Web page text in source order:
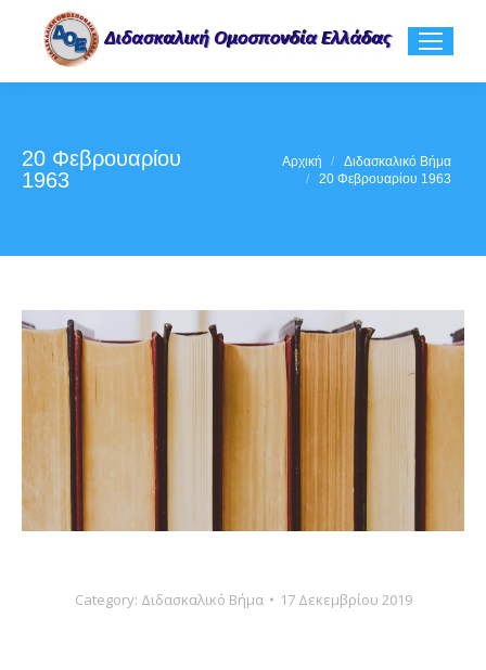
20 Φεβρουαρίου
1963
You are here:Αρχική
Διδασκαλικό Βήμα
20 Φεβρουαρίου 1963
Category: Διδασκαλικό Βήμα 17 Δεκεμβρίου 2019